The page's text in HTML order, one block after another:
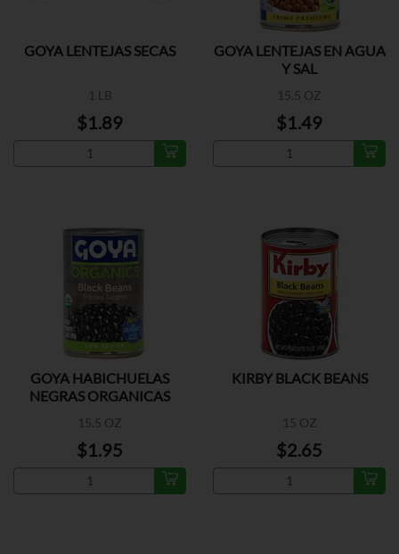
GOYA LENTEJAS SECAS
1 LB
$1.89
GOYA LENTEJAS EN AGUA
Y SAL
15.5 OZ
$1.49
GOYA HABICHUELAS
NEGRAS ORGANICAS
15.5 OZ
$1.95
KIRBY BLACK BEANS
15 OZ
$2.65